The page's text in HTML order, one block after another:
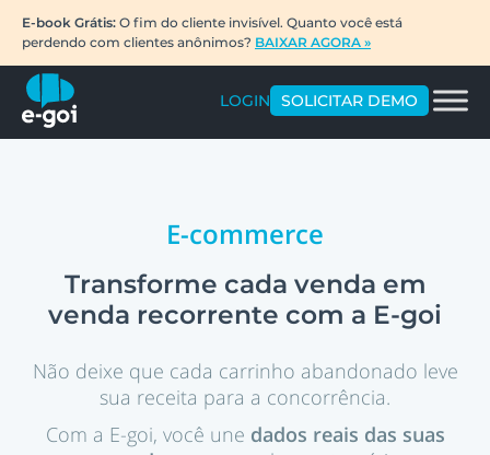
E-book Grátis: O fim do cliente invisível. Quanto você está
perdendo com clientes anônimos? BAIXAR AGORA »
LOGIN SOLICITAR DEMO
E-commerce
Transforme cada venda em
venda recorrente com a E-goi
Não deixe que cada carrinho abandonado leve
sua receita para a concorrência.
Com a E-goi, você une dados reais das suas